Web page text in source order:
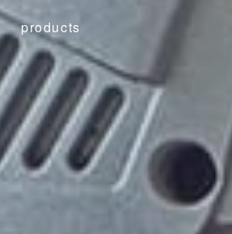
products